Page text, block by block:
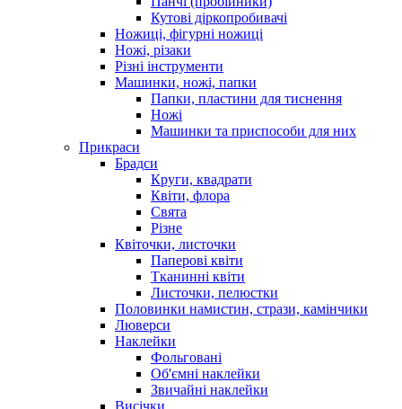
Кутові діркопробивачі
Ножиці, фігурні ножиці
Ножі, різаки
Різні інструменти
Машинки, ножі, папки
Папки, пластини для тиснення
Ножі
Машинки та приспособи для них
Прикраси
Брадси
Круги, квадрати
Квіти, флора
Свята
Різне
Квіточки, листочки
Паперові квіти
Тканинні квіти
Листочки, пелюстки
Половинки намистин, стрази, камінчики
Люверси
Наклейки
Фольговані
Об'ємні наклейки
Звичайні наклейки
Висічки